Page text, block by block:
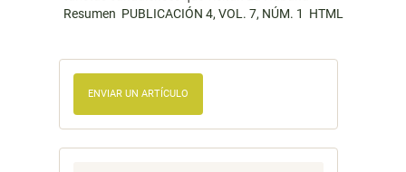
Resumen PUBLICACIÓN 4, VOL. 7, NÚM. 1 HTML
ENVIAR UN ARTÍCULO